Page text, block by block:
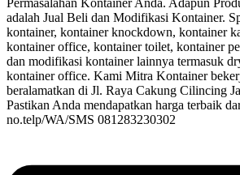
Permasalahan Kontainer Anda. Adapun
adalah Jual Beli dan Modifikasi Kontainer.
kontainer, kontainer knockdown, kontainer
kontainer office, kontainer toilet, kontainer
dan modifikasi kontainer lainnya termasuk
kontainer office. Kami Mitra Kontainer
beralamatkan di Jl. Raya Cakung Cilincing
Pastikan Anda mendapatkan harga terbaik
no.telp/WA/SMS 081283230302